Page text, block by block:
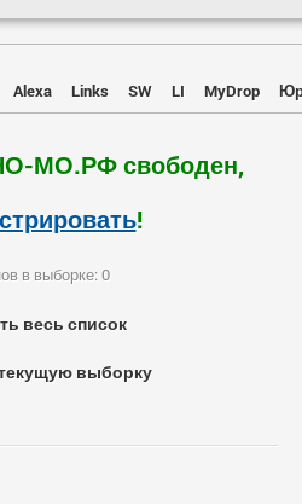
Alexa Links SW LI MyDrop
МО.РФ свободен,
!
в выборке: 0
весь список
выборку